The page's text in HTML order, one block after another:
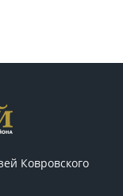
Ковровского